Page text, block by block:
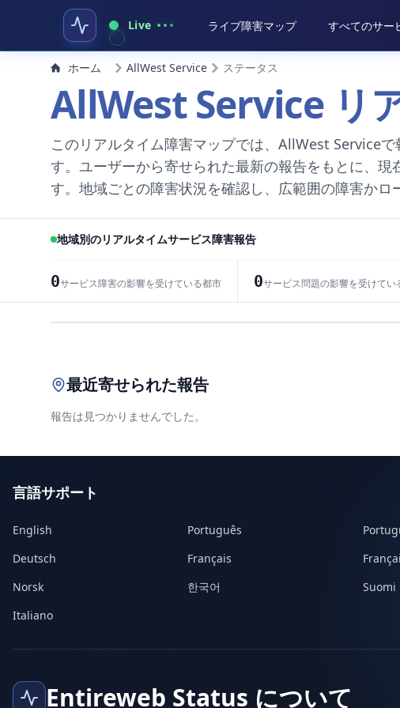
Live ライブ障害マップ すべてのサー
ホーム AllWest Service ステータス
AllWest Service リ
このリアルタイム障害マップでは、AllWest Service
す。ユーザーから寄せられた最新の報告をもとに、
す。地域ごとの障害状況を確認し、広範囲の障害かロ
地域別のリアルタイムサービス障害報告
0サービス障害の影響を受けている都市 0サービス問題の影響を受けてい
最近寄せられた報告
報告は見つかりませんでした。
言語サポート
English Português
Deutsch
Français
Norsk
한국어 Suomi
Italiano
Entireweb Status について